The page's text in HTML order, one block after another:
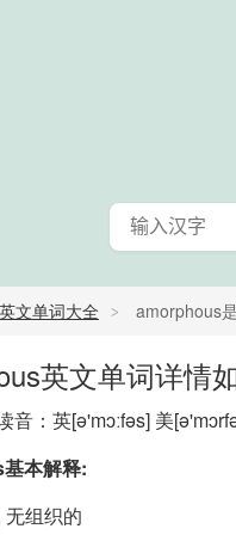
英文单词大全 amorphous
英文单词详情
音：英[ə'mɔːfəs] 美
本解释:
组织的